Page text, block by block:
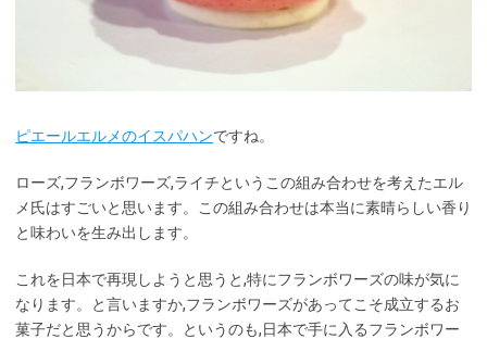
ピエールエルメのイスパハンですね。
ローズ,フランボワーズ,ライチというこの組み合わせを考えたエル
メ氏はすごいと思います。この組み合わせは本当に素晴らしい香り
と味わいを生み出します。
これを日本で再現しようと思うと,特にフランボワーズの味が気に
なります。と言いますか,フランボワーズがあってこそ成立するお
菓子だと思うからです。というのも,日本で手に入るフランボワー